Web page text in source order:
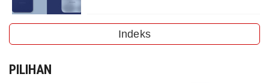
Indeks
PILIHAN